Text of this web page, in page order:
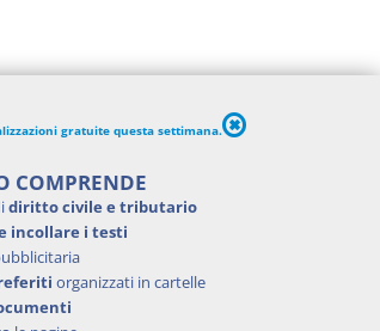
gratuite questa settimana.
COMPRENDE
diritto civile e tributario
incollare i testi
organizzati in cartelle